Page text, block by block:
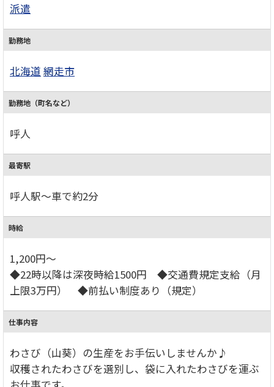
派遣
勤務地
北海道 網走市
勤務地（町名など）
呼人
最寄駅
呼人駅～車で約2分
時給
1,200円～
◆22時以降は深夜時給1500円 ◆交通費規定支給（月
上限3万円） ◆前払い制度あり（規定）
仕事内容
わさび（山葵）の生産をお手伝いしませんか♪
収穫されたわさびを選別し、袋に入れたわさびを運ぶ